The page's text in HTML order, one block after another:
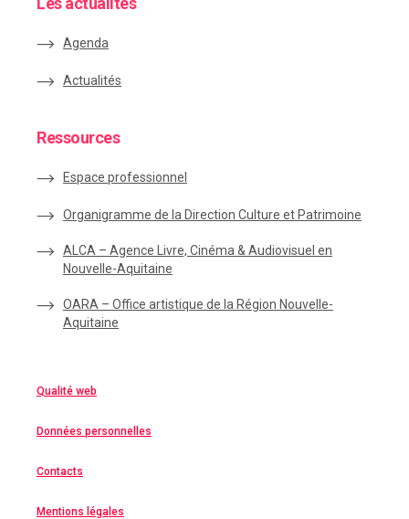
Agenda
Actualités
Ressources
Espace professionnel
Organigramme de la Direction Culture et Patrimoine
ALCA – Agence Livre, Cinéma & Audiovisuel en
Nouvelle-Aquitaine
OARA – Office artistique de la Région Nouvelle-
Aquitaine
Qualité web
Données personnelles
Contacts
Mentions légales